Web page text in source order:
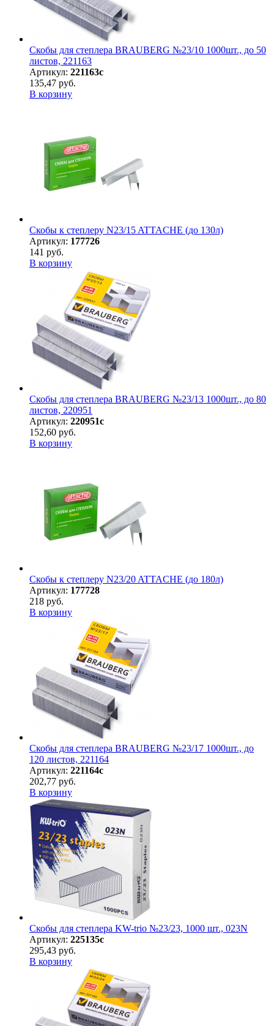
Скобы для степлера BRAUBERG №23/10 1000шт., до 50
листов, 221163
Артикул: 221163с
135,47 руб.
В корзину
Скобы к степлеру N23/15 ATTACHE (до 130л)
Артикул: 177726
141 руб.
В корзину
Скобы для степлера BRAUBERG №23/13 1000шт., до 80
листов, 220951
Артикул: 220951с
152,60 руб.
В корзину
Скобы к степлеру N23/20 ATTACHE (до 180л)
Артикул: 177728
218 руб.
В корзину
Скобы для степлера BRAUBERG №23/17 1000шт., до
120 листов, 221164
Артикул: 221164с
202,77 руб.
В корзину
Скобы для степлера KW-trio №23/23, 1000 шт., 023N
Артикул: 225135с
295,43 руб.
В корзину